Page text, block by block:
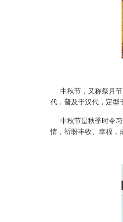
中秋节，又称祭月节
代，普及于汉代，定型
中秋节是秋季时令习
情，祈盼丰收、幸福，